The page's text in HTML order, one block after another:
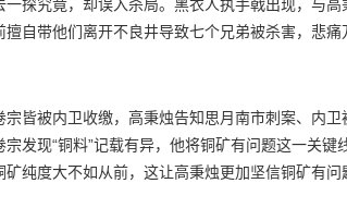
探究竟，却误入杀局。黑衣人执手戟出现，与
自带他们离开不良井导致七个兄弟被杀害，悲痛
皆被内卫收缴，高秉烛告知思月南市刺案、内
发现“铜料”记载有异，他将铜矿有问题这一关键
纯度大不如从前，这让高秉烛更加坚信铜矿有问